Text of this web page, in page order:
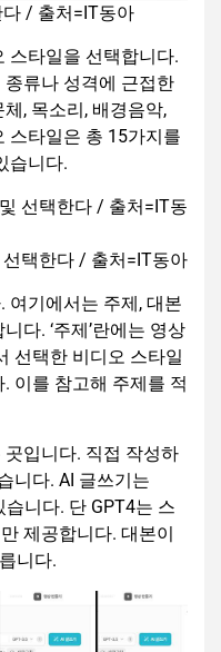
/ 출처=IT동아
스타일을 선택합니다.
류나 성격에 근접한
, 목소리, 배경음악,
스타일은 총 15가지를
습니다.
택한다 / 출처=IT동아
여기에서는 주제, 대본
다. ‘주제’란에는 영상
선택한 비디오 스타일
이를 참고해 주제를 적
입니다. 직접 작성하
니다. AI 글쓰기는
니다. 단 GPT4는 스
제공합니다. 대본이
니다.